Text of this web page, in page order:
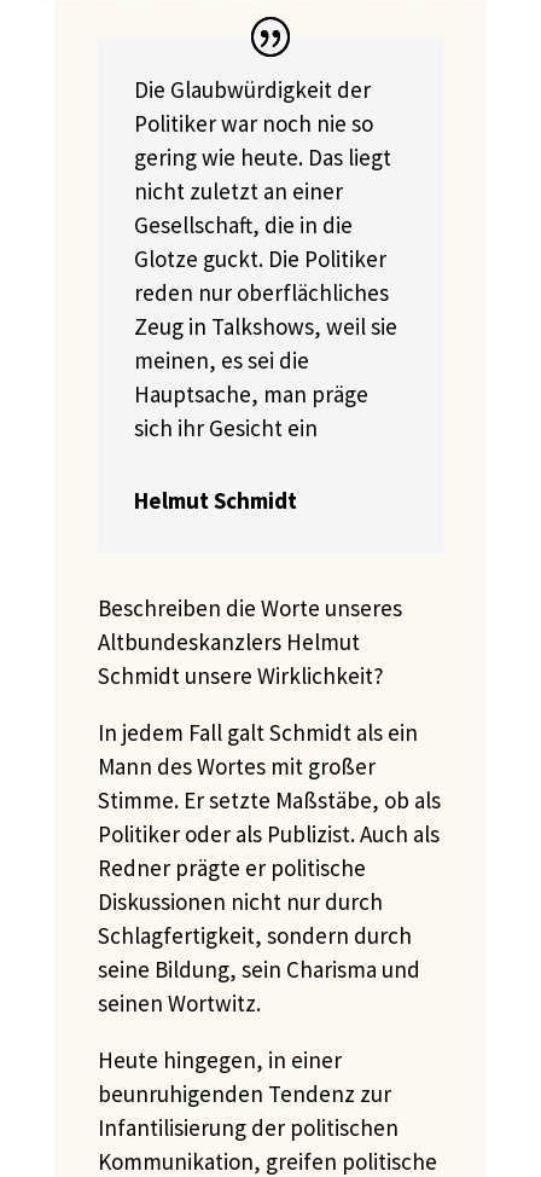
Die Glaubwürdigkeit der
Politiker war noch nie so
gering wie heute. Das liegt
nicht zuletzt an einer
Gesellschaft, die in die
Glotze guckt. Die Politiker
reden nur oberflächliches
Zeug in Talkshows, weil sie
meinen, es sei die
Hauptsache, man präge
sich ihr Gesicht ein
Helmut Schmidt
Beschreiben die Worte unseres
Altbundeskanzlers Helmut
Schmidt unsere Wirklichkeit?
In jedem Fall galt Schmidt als ein
Mann des Wortes mit großer
Stimme. Er setzte Maßstäbe, ob als
Politiker oder als Publizist. Auch als
Redner prägte er politische
Diskussionen nicht nur durch
Schlagfertigkeit, sondern durch
seine Bildung, sein Charisma und
seinen Wortwitz.
Heute hingegen, in einer
beunruhigenden Tendenz zur
Infantilisierung der politischen
Kommunikation, greifen politische